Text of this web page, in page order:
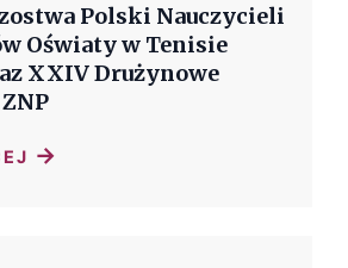
Polski Nauczycieli
Oświaty w Tenisie
XXIV Drużynowe
→